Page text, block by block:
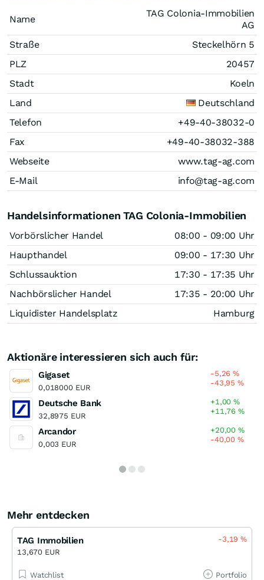
Name
TAG Colonia-Immobilien
AG
Straße
Steckelhörn 5
PLZ
20457
Stadt
Koeln
Land
Deutschland
Telefon
+49-40-38032-0
Fax
+49-40-38032-388
Webseite
www.tag-ag.com
E-Mail
info@tag-ag.com
Handelsinformationen TAG Colonia-Immobilien
Vorbörslicher Handel
08:00 - 09:00 Uhr
Haupthandel
09:00 - 17:30 Uhr
Schlussauktion
17:30 - 17:35 Uhr
Nachbörslicher Handel
17:35 - 20:00 Uhr
Liquidister Handelsplatz
Hamburg
Aktionäre interessieren sich auch für:
Gigaset
0,018000 EUR
-5,26%
-43,95%
Deutsche Bank
32,8975 EUR
+1,00%
+11,76%
Arcandor
0,003 EUR
+20,00%
-40,00%
Mehr entdecken
TAG Immobilien
13,670 EUR
-3,19%
Watchlist Portfolio